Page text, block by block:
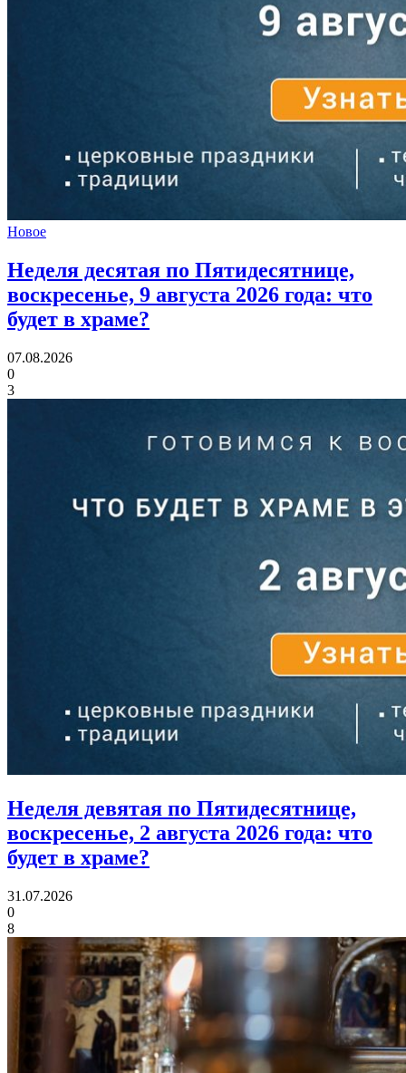
Новое
Неделя десятая по Пятидесятнице,
воскресенье, 9 августа 2026 года: что
будет в храме?
07.08.2026
0
3
Неделя девятая по Пятидесятнице,
воскресенье, 2 августа 2026 года: что
будет в храме?
31.07.2026
0
8